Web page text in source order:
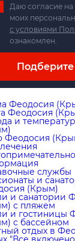
Даю согласие на
моих
с условиями
ознакомлен.
Феодосия
Феодосия
и
Феодосия
службы
и
(Крым)
и санатории
с пляжем
и гостиницы
с бассейном
отдых в